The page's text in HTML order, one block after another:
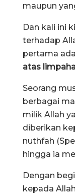
maupun
Dan kali ini
terhadap
pertama
atas
Seorang
berbagai
milik Allah
diberikan
nuthfah
hingga ia
Dengan
kepada